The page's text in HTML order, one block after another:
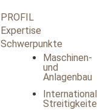
PROFIL
Expertise
Schwerpunkte
Maschinen-
und
Anlagenbau